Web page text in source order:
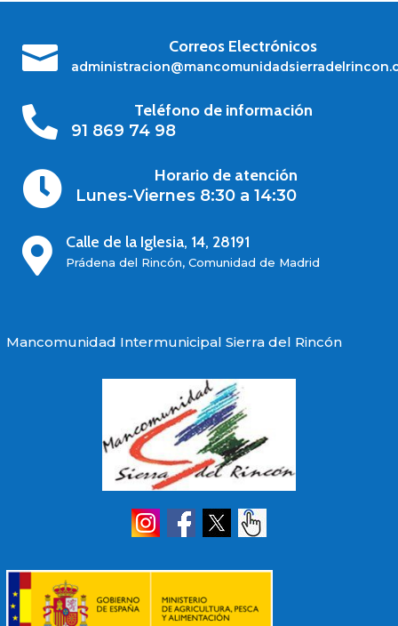
 Correos Electrónicos

Teléfono de información
91 869 74 98

Horario de atención
Lunes-Viernes 8:30 a 14:30
 Calle de la Iglesia, 14, 28191
Prádena del Rincón, Comunidad de Madrid
Mancomunidad Intermunicipal Sierra del Rincón